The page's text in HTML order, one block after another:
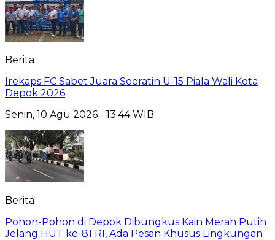
Berita
Irekaps FC Sabet Juara Soeratin U-15 Piala Wali Kota
Depok 2026
Senin, 10 Agu 2026 - 13:44 WIB
Berita
Pohon-Pohon di Depok Dibungkus Kain Merah Putih
Jelang HUT ke-81 RI, Ada Pesan Khusus Lingkungan